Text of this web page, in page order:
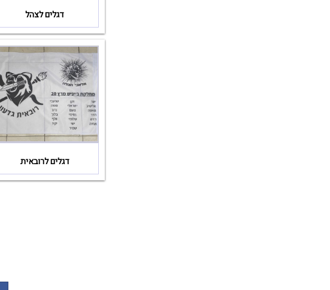
דגלים לצהל
דגלים לרובאית